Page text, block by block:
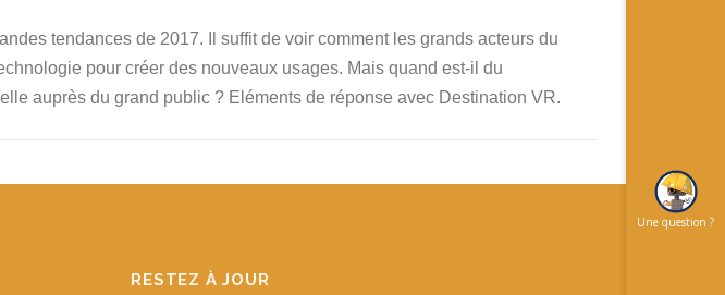
tendances de 2017. Il suffit de voir comment les grands acteurs du
pour créer des nouveaux usages. Mais quand est-il du
auprès du grand public ? Eléments de réponse avec Destination VR.
RESTEZ À JOUR
Une question ?